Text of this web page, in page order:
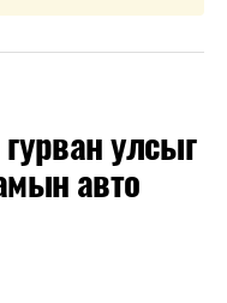
улсыг
авто